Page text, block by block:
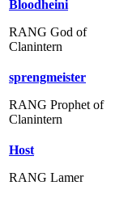
Bloodheini
RANG God of
Clanintern
sprengmeister
RANG Prophet of
Clanintern
Host
RANG Lamer